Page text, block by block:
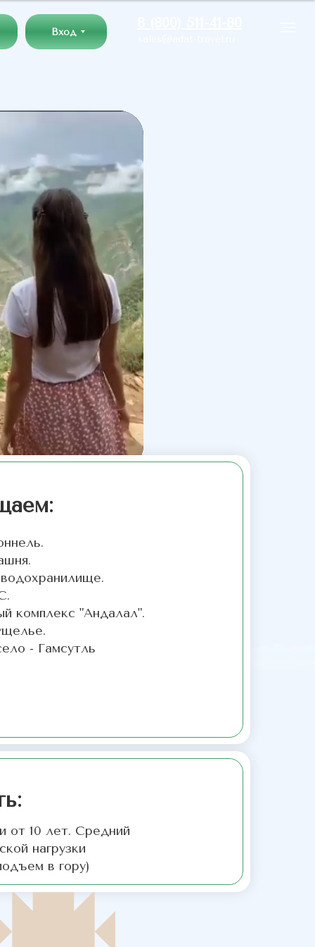
Вход
комплекс "Андалал".
- Гамсутль
10 лет. Средний
нагрузки
в гору)